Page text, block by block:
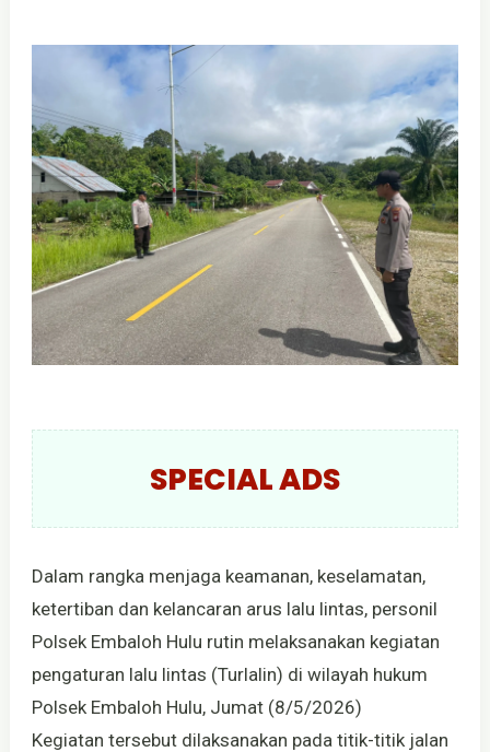
SPECIAL ADS
Dalam rangka menjaga keamanan, keselamatan,
ketertiban dan kelancaran arus lalu lintas, personil
Polsek Embaloh Hulu rutin melaksanakan kegiatan
pengaturan lalu lintas (Turlalin) di wilayah hukum
Polsek Embaloh Hulu, Jumat (8/5/2026)
Kegiatan tersebut dilaksanakan pada titik-titik jalan